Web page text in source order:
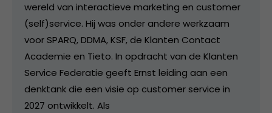
wereld van interactieve marketing en customer
(self)service. Hij was onder andere werkzaam
voor SPARQ, DDMA, KSF, de Klanten Contact
Academie en Tieto. In opdracht van de Klanten
Service Federatie geeft Ernst leiding aan een
denktank die een visie op customer service in
2027 ontwikkelt. Als